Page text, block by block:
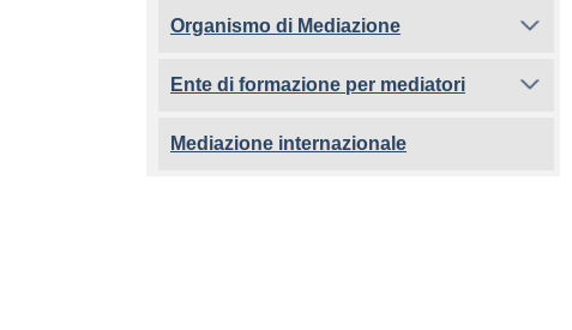
Organismo di Mediazione
Ente di formazione per mediatori
Mediazione internazionale